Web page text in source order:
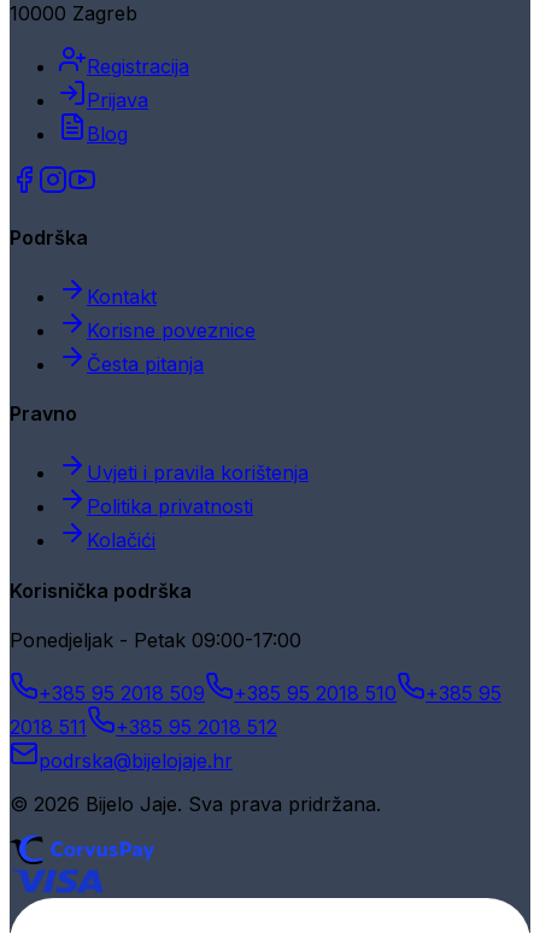
10000 Zagreb
Registracija
Prijava
Blog
Podrška
Kontakt
Korisne poveznice
Česta pitanja
Pravno
Uvjeti i pravila korištenja
Politika privatnosti
Kolačići
Korisnička podrška
Ponedjeljak - Petak 09:00-17:00
+385 95 2018 509 +385 95 2018 510
+385 95
2018 511
+385 95 2018 512
podrska@bijelojaje.hr
© 2026 Bijelo Jaje. Sva prava pridržana.